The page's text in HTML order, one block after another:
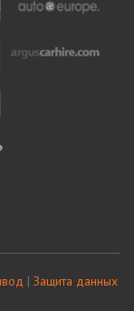
| Защита данных